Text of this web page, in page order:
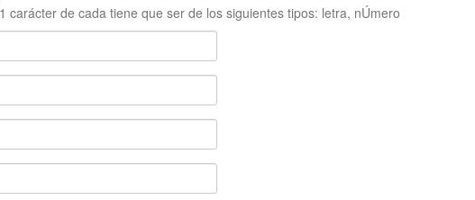
carácter de cada tiene que ser de los siguientes tipos: letra, nÚmero